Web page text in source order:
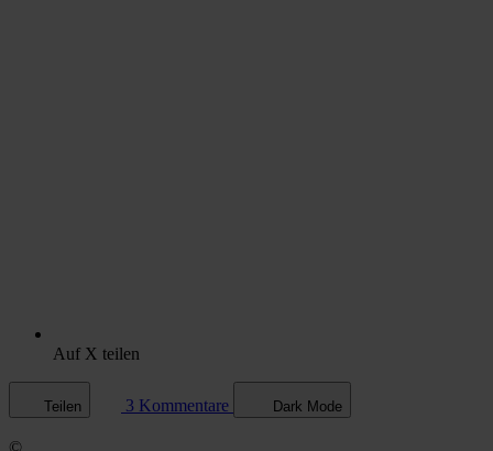
Auf X teilen
Teilen 3 Kommentare Dark Mode